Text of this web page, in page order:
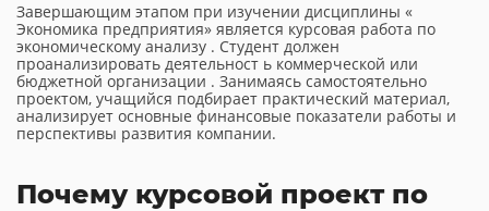
Завершающим этапом при изучении дисциплины «
Экономика предприятия» является курсовая работа по
экономическому анализу . Студент должен
проанализировать деятельност ь коммерческой или
бюджетной организации . Занимаясь самостоятельно
проектом, учащийся подбирает практический материал,
анализирует основные финансовые показатели работы и
перспективы развития компании.
Почему курсовой проект по